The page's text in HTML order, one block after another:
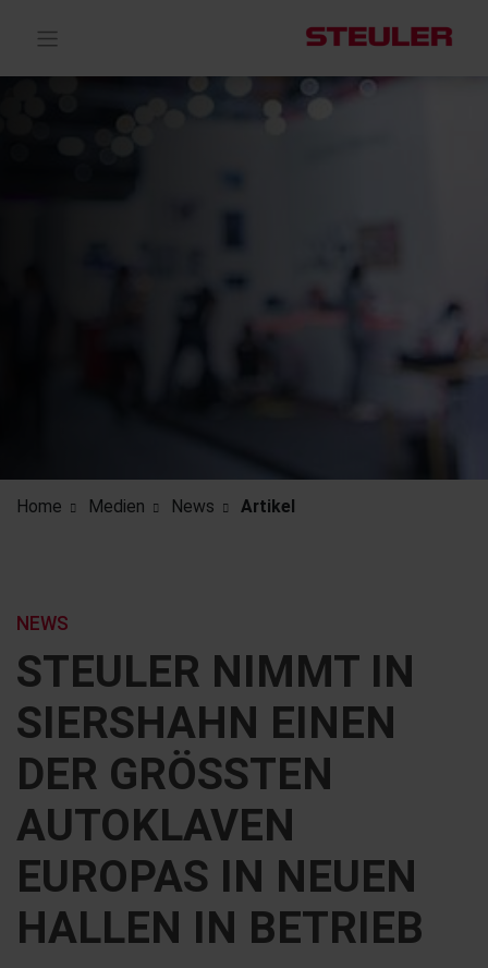
Home Medien News Artikel
STEULER NIMMT IN
SIERSHAHN EINEN
DER GRÖSSTEN A
UTOKLAVEN E
UROPAS IN NEUEN H
ALLEN IN BETRIEB
NEWS